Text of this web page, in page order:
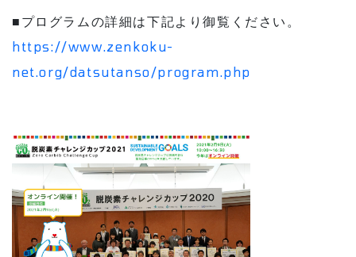
■プログラムの詳細は下記より御覧ください。
https://www.zenkoku-
net.org/datsutanso/program.php